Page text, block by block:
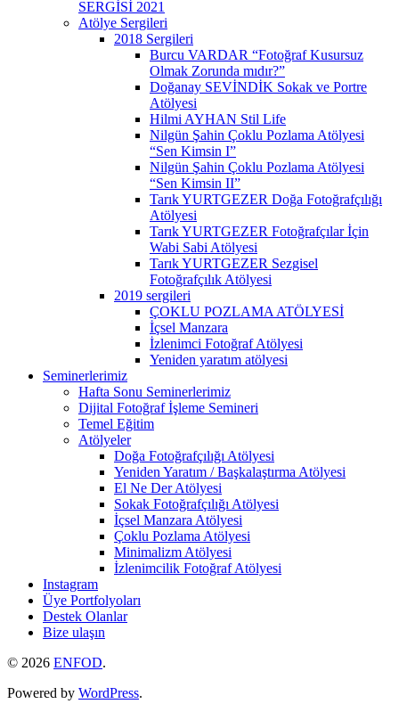
SERGİSİ 2021
Atölye Sergileri
2018 Sergileri
Burcu VARDAR “Fotoğraf Kusursuz
Olmak Zorunda mıdır?”
Doğanay SEVİNDİK Sokak ve Portre
Atölyesi
Hilmi AYHAN Stil Life
Nilgün Şahin Çoklu Pozlama Atölyesi
“Sen Kimsin I”
Nilgün Şahin Çoklu Pozlama Atölyesi
“Sen Kimsin II”
Tarık YURTGEZER Doğa Fotoğrafçılığı
Atölyesi
Tarık YURTGEZER Fotoğrafçılar İçin
Wabi Sabi Atölyesi
Tarık YURTGEZER Sezgisel
Fotoğrafçılık Atölyesi
2019 sergileri
ÇOKLU POZLAMA ATÖLYESİ
İçsel Manzara
İzlenimci Fotoğraf Atölyesi
Yeniden yaratım atölyesi
Seminerlerimiz
Hafta Sonu Seminerlerimiz
Dijital Fotoğraf İşleme Semineri
Temel Eğitim
Atölyeler
Doğa Fotoğrafçılığı Atölyesi
Yeniden Yaratım / Başkalaştırma Atölyesi
El Ne Der Atölyesi
Sokak Fotoğrafçılığı Atölyesi
İçsel Manzara Atölyesi
Çoklu Pozlama Atölyesi
Minimalizm Atölyesi
İzlenimcilik Fotoğraf Atölyesi
Instagram
Üye Portfolyoları
Destek Olanlar
Bize ulaşın
© 2026 ENFOD.
Powered by WordPress.